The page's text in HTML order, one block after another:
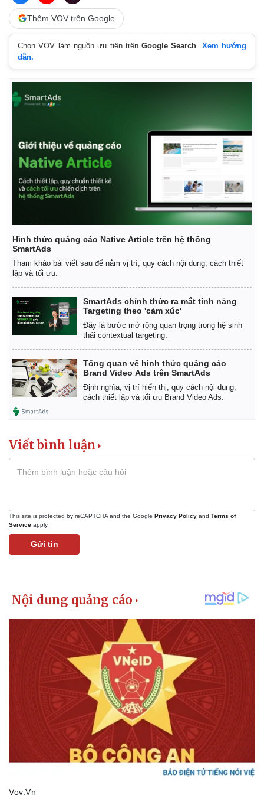
Kinh tế
Tỷ giá
Thêm VOV trên Google
Chọn VOV làm nguồn ưu tiên trênGoogle Search
Xem hướng
dẫn.
Hình thức quảng cáo Native Article trên hệ thống
SmartAds
Tham khảo bài viết sau để nắm vị trí, quy cách nội dung, cách thiết
lập và tối ưu.
SmartAds chính thức ra mắt tính năng
Targeting theo 'cảm xúc'
Đây là bước mở rộng quan trọng trong hệ sinh
thái contextual targeting.
Tổng quan về hình thức quảng cáo
Brand Video Ads trên SmartAds
Định nghĩa, vị trí hiển thị, quy cách nội dung,
cách thiết lập và tối ưu Brand Video Ads.
Viết bình luận
This site is protected by reCAPTCHA and the Google Privacy Policy and Terms of
Service apply.
Gửi tin